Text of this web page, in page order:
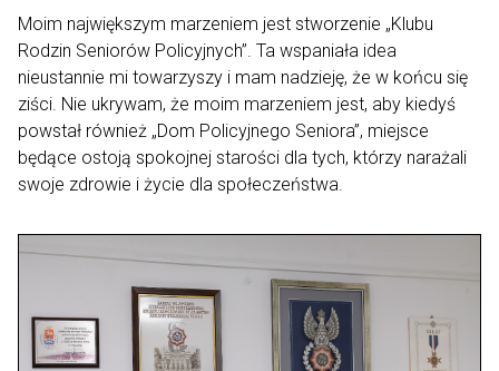
Moim największym marzeniem jest stworzenie „Klubu
Rodzin Seniorów Policyjnych”. Ta wspaniała idea
nieustannie mi towarzyszy i mam nadzieję, że w końcu się
ziści. Nie ukrywam, że moim marzeniem jest, aby kiedyś
powstał również „Dom Policyjnego Seniora”, miejsce
będące ostoją spokojnej starości dla tych, którzy narażali
swoje zdrowie i życie dla społeczeństwa.